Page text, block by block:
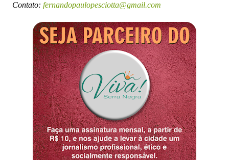
Contato: fernandopaulopesciotta@gmail.com